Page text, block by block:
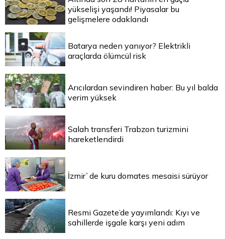
yükselişi yaşandı! Piyasalar bu
gelişmelere odaklandı
Batarya neden yanıyor? Elektrikli
araçlarda ölümcül risk
Arıcılardan sevindiren haber: Bu yıl balda
verim yüksek
Salah transferi Trabzon turizmini
hareketlendirdi
İzmir`de kuru domates mesaisi sürüyor
Resmi Gazete’de yayımlandı: Kıyı ve
sahillerde işgale karşı yeni adım